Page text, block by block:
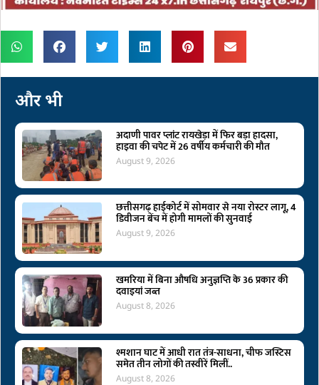
और भी
अदाणी पावर प्लांट रायखेड़ा में फिर बड़ा हादसा,
हाइवा की चपेट में 26 वर्षीय कर्मचारी की मौत
August 9, 2026
छत्तीसगढ़ हाईकोर्ट में सोमवार से नया रोस्टर लागू, 4
डिवीजन बेंच में होगी मामलों की सुनवाई
August 9, 2026
खमरिया में बिना औषधि अनुज्ञप्ति के 36 प्रकार की
दवाइयां जब्त
August 8, 2026
श्मशान घाट में आधी रात तंत्र-साधना, चीफ जस्टिस
समेत तीन लोगों की तस्वीरें मिलीं..
August 8, 2026